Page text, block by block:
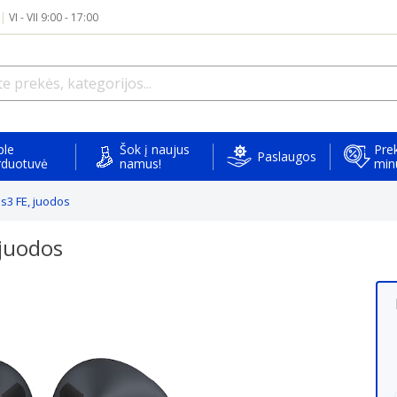
| VI - VII 9:00 - 17:00
Šok į naujus
namus!
Paslaugos
FE, juodos